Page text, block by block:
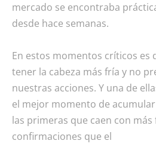
mercado se encontraba
desde hace semanas.
En estos momentos críticos es
tener la cabeza más fría y no
nuestras acciones. Y una de
el mejor momento de
las primeras que caen con
confirmaciones que el